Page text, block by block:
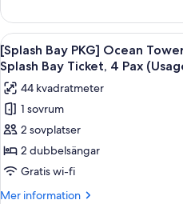
Only)
King
Splash
Bay
Ticket,
4
guests
included
(Usage:CI
Day
Only)
Bay
PKG]
Sun
Tower
Sun
Suite
King
+
Splash
Bay
guests
Öppna
alla
foton
för
[Splash
Bay
PKG]
Ocean
Tower
6
[Splash Bay PKG] Ocean
Splash Bay Ticket, 4 Pax
44 kvadratmeter
1 sovrum
2 sovplatser
2 dubbelsängar
Gratis wi-fi
Mer information
Mer